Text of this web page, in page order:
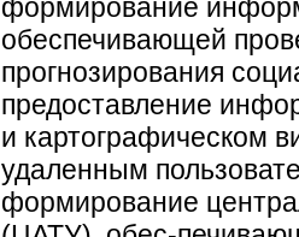
формирование
обеспечивающей
прогнозирования
предоставление
и картографическом
удаленным
формирование